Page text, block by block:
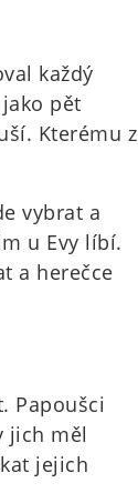
každý
pět
Kterému z
vybrat a
u Evy líbí.
a herečce
Papoušci
jich měl
jejich